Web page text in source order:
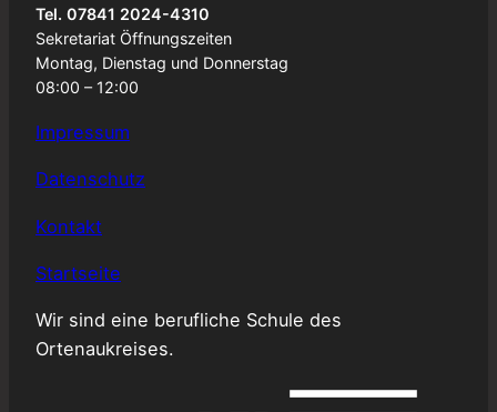
Tel. 07841 2024-4310
Sekretariat Öffnungszeiten
Montag, Dienstag und Donnerstag
08:00 – 12:00
Impressum
Datenschutz
Kontakt
Startseite
Wir sind eine berufliche Schule des
Ortenaukreises.